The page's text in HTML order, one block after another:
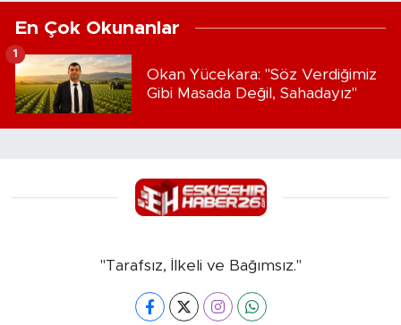
En Çok Okunanlar
Okan Yücekara: "Söz Verdiğimiz
Gibi Masada Değil, Sahadayız"
1
"Tarafsız, İlkeli ve Bağımsız."